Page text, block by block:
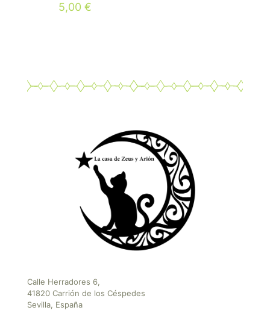
5,00€
Calle Herradores 6,
41820 Carrión de los Céspedes
Sevilla, España